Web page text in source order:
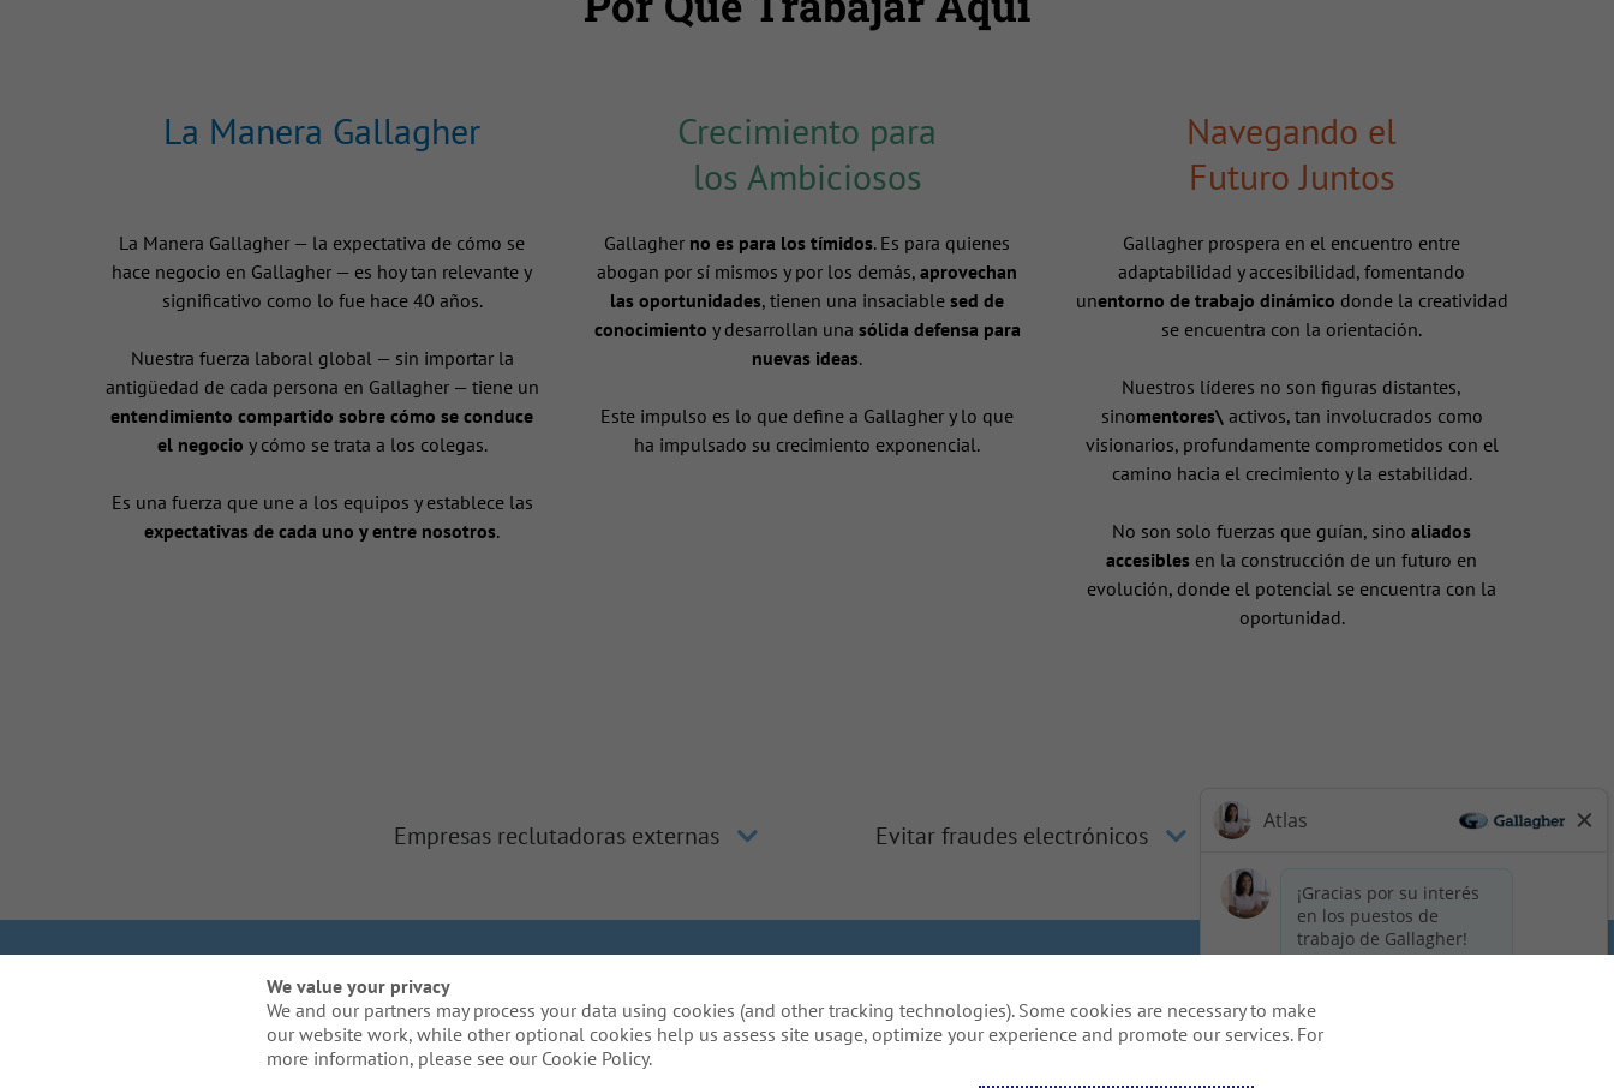
La Manera Gallagher
La Manera Gallagher — la expectativa de cómo se
hace negocio en Gallagher — es hoy tan relevante y
significativo como lo fue hace 40 años.
Nuestra fuerza laboral global — sin importar la
antigüedad de cada persona en Gallagher — tiene un
entendimiento compartido sobre cómo se conduce
el negocio y cómo se trata a los colegas.
Es una fuerza que une a los equipos y establece las
expectativas de cada uno y entre nosotros.
Crecimiento para
los Ambiciosos
Gallagher no es para los tímidos. Es para quienes
abogan por sí mismos y por los demás, aprovechan
las oportunidades, tienen una insaciable sed de
conocimiento y desarrollan una sólida defensa para
nuevas ideas.
Este impulso es lo que define a Gallagher y lo que
ha impulsado su crecimiento exponencial.
Navegando el
Futuro Juntos
Gallagher prospera en el encuentro entre
adaptabilidad y accesibilidad, fomentando
unentorno de trabajo dinámico donde la creatividad
se encuentra con la orientación.
Nuestros líderes no son figuras distantes,
sinomentores\ activos, tan involucrados como
visionarios, profundamente comprometidos con el
camino hacia el crecimiento y la estabilidad.
No son solo fuerzas que guían, sinoaliados
accesibles en la construcción de un futuro en
evolución, donde el potencial se encuentra con la
oportunidad.
Empresas reclutadoras externas Evitar fraudes electrónicos
Somos Gallagher
Do Not Sell or Share My Personal Information - US Residents
¿Necesita una adaptación especial para completar alguna parte de nuestro proceso de solicitud, incluido el uso
de este sitio web? Escríbanos a:
We value your privacy
We and our partners may process your data using cookies (and other tracking technologies). Some cookies are necessary to make
our website work, while other optional cookies help us assess site usage, optimize your experience and promote our services. For
more information, please see our Cookie Policy.